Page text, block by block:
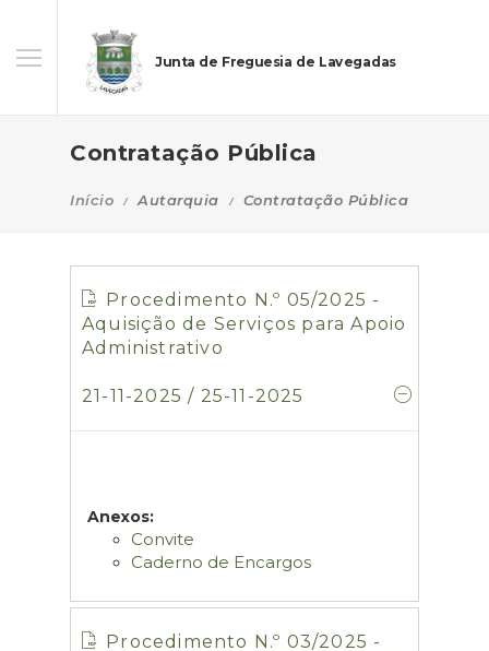
Junta de Freguesia de Lavegadas
Contratação Pública
Início Autarquia Contratação Pública
Procedimento N.º 05/2025 -
Aquisição de Serviços para Apoio
Administrativo
21-11-2025 / 25-11-2025
Anexos:
Convite
Caderno de Encargos
Procedimento N.º 03/2025 -